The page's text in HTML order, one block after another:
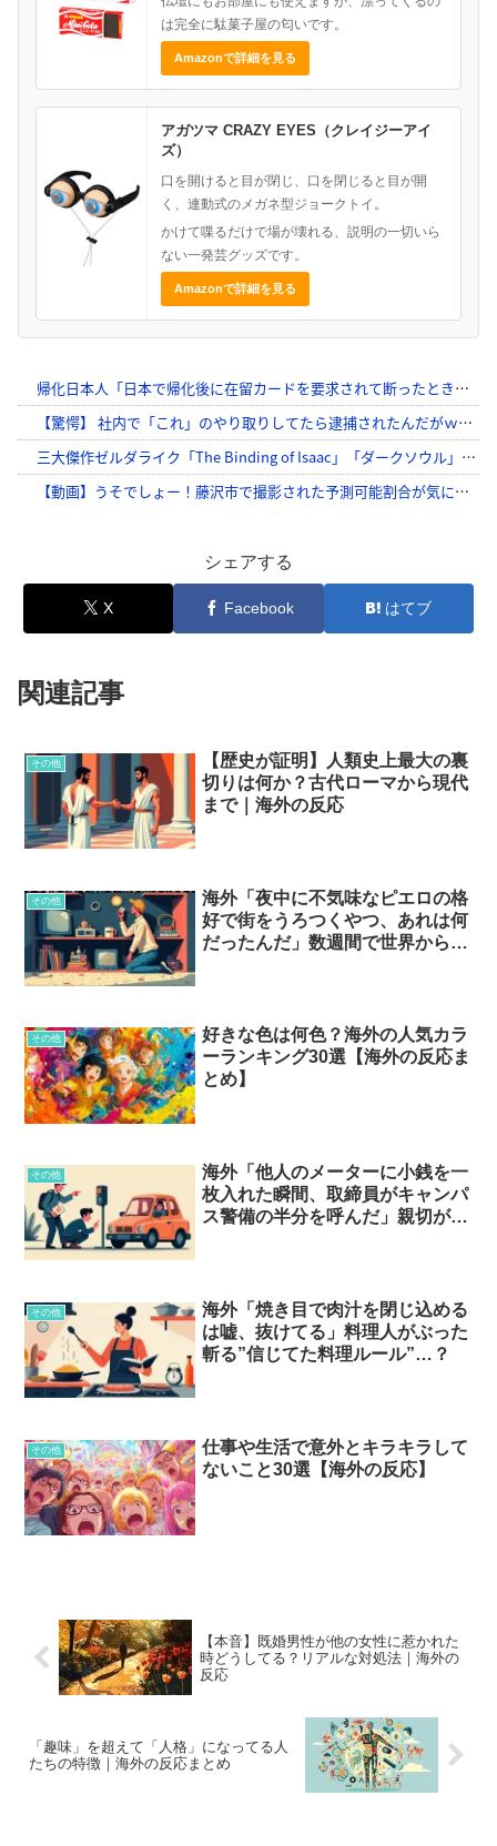
は完全に駄菓子屋の匂いです。
Amazonで詳細を見る
アガツマ CRAZY EYES（クレイジーアイ
ズ）
口を開けると目が閉じ、口を閉じると目が開
く、連動式のメガネ型ジョークトイ。
かけて喋るだけで場が壊れる、説明の一切いら
ない一発芸グッズです。
Amazonで詳細を見る
シェアする
X Facebook はてブ
関連記事
その他
【歴史が証明】人類史上最大の裏
切りは何か？古代ローマから現代
まで｜海外の反応
その他
海外「夜中に不気味なピエロの格
好で街をうろつくやつ、あれは何
だったんだ」数週間で世界から消
その他
好きな色は何色？海外の人気カラ
ーランキング30選【海外の反応ま
とめ】
その他
海外「他人のメーターに小銭を一
枚入れた瞬間、取締員がキャンパ
ス警備の半分を呼んだ」親切が犯
その他
海外「焼き目で肉汁を閉じ込める
は嘘、抜けてる」料理人がぶった
斬る”信じてた料理ルール”…？
その他
仕事や生活で意外とキラキラして
ないこと30選【海外の反応】
【本音】既婚男性が他の女性に惹かれた
時どうしてる？リアルな対処法｜海外の
反応
「趣味」を超えて「人格」になってる人
たちの特徴｜海外の反応まとめ